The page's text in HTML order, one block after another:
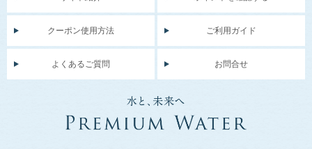
クーポン使用方法 ご利用ガイド
よくあるご質問 お問合せ